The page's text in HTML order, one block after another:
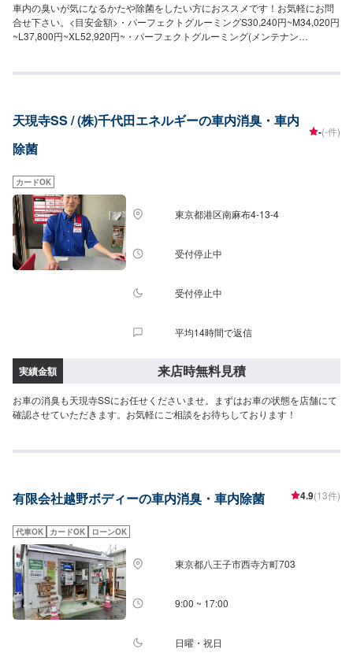
車内の臭いが気になるかたや除菌をしたい方におススメです！お気軽にお問
合せ下さい。<目安金額>・パーフェクトグルーミングS30,240円~M34,020円
~L37,800円~XL52,920円~・パーフェクトグルーミング(メンテナン
天現寺SS / (株)千代田エネルギーの車内消臭・車内
除菌
-(-件)
カードOK
東京都港区南麻布4-13-4
受付停止中
受付停止中
平均14時間で返信
実績金額 来店時無料見積
お車の消臭も天現寺SSにお任せくださいませ。まずはお車の状態を店舗にて
確認させていただきます。お気軽にご相談をお待ちしております！
有限会社越野ボディーの車内消臭・車内除菌 4.9(13件)
代車OK カードOK ローンOK
東京都八王子市西寺方町703
9:00 ~ 17:00
日曜・祝日